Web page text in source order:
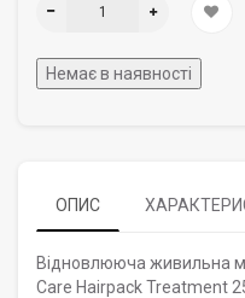
Немає в наявності
ОПИС
Відновлююча живильна
Care Hairpack Treatment